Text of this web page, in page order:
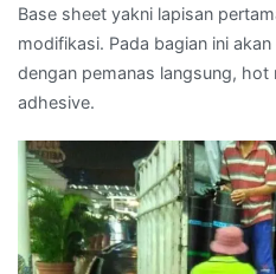
Base sheet yakni lapisan
modifikasi. Pada bagian ini
dengan pemanas langsung, hot
adhesive.